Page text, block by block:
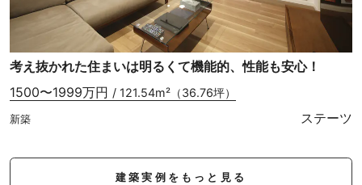
考え抜かれた住まいは明るくて機能的、性能も安心！
1500〜1999万円 / 121.54m²（36.76坪）
新築 ステーツ
建築実例をもっと見る